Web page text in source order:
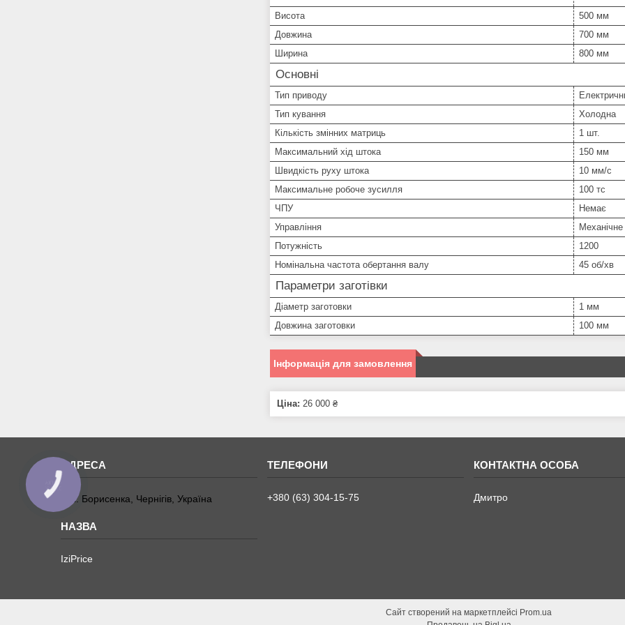
Висота
500 мм
Довжина
700 мм
Ширина
800 мм
Основні
Тип приводу
Тип кування
Холодна
Кількість змінних матриць
1 шт.
Максимальний хід штока
150 мм
Швидкість руху штока
10 мм/с
Максимальне робоче зусилля
100 тс
ЧПУ
Немає
Управління
Механічне
Потужність
1200
Номінальна частота обертання валу
45 об/хв
Параметри заготівки
Діаметр заготовки
1 мм
Довжина заготовки
100 мм
Інформація для замовлення
Ціна: 26 000 ₴
вул. Борисенка, Чернігів, Україна
IziPrice
+380 (63) 304-15-75 Дмитро
Сайт створений на маркетплейсі Prom.ua
КНОПКА
ЗВ'ЯЗКУ